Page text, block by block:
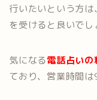
行いたいという方
を受けると良いでし
気になる電話占い
ており、営業時間